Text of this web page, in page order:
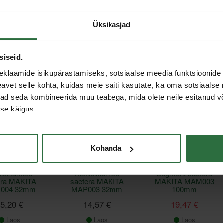
Üksikasjad
isikupärastamiseks, sotsiaalse meedia
selle kohta, kuidas meie saiti kasutate, ka oma sotsiaalse
seda kombineerida muu teabega, mida olete neile esitanud
käigus.
Kohanda
32 mm
€
Laos
Ristilõikamise
MAP005 45mm
Laos
MAM006 32mm
Laos
MAKITA
32mm
€
Laos
Ristilõikamise
saetera MAKITA
MAP003 32mm
14,57 €
Laos
Allahinnatud!
Segment saetera
MAKITA MAM003
100mm
19,47 €
Laos